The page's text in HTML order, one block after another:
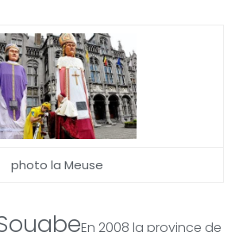
photo la Meuse
En 2008 la province de